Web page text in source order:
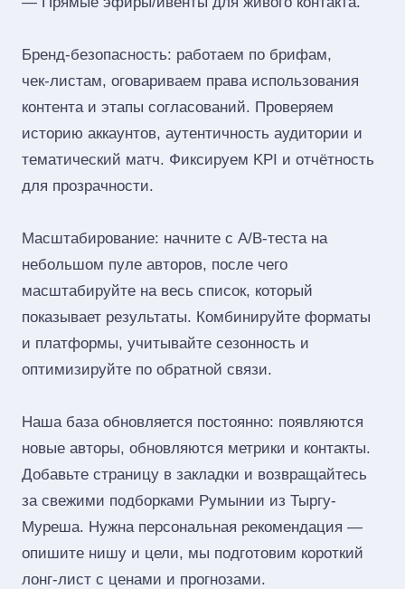
Бренд‑безопасность: работаем по брифам,
чек‑листам, оговариваем права использования
контента и этапы согласований. Проверяем
историю аккаунтов, аутентичность аудитории и
тематический матч. Фиксируем KPI и отчётность
для прозрачности.
Масштабирование: начните с A/B‑теста на
небольшом пуле авторов, после чего
масштабируйте на весь список, который
показывает результаты. Комбинируйте форматы
и платформы, учитывайте сезонность и
оптимизируйте по обратной связи.
Наша база обновляется постоянно: появляются
новые авторы, обновляются метрики и контакты.
Добавьте страницу в закладки и возвращайтесь
за свежими подборками Румынии из Тыргу-
Муреша. Нужна персональная рекомендация —
опишите нишу и цели, мы подготовим короткий
лонг‑лист с ценами и прогнозами.